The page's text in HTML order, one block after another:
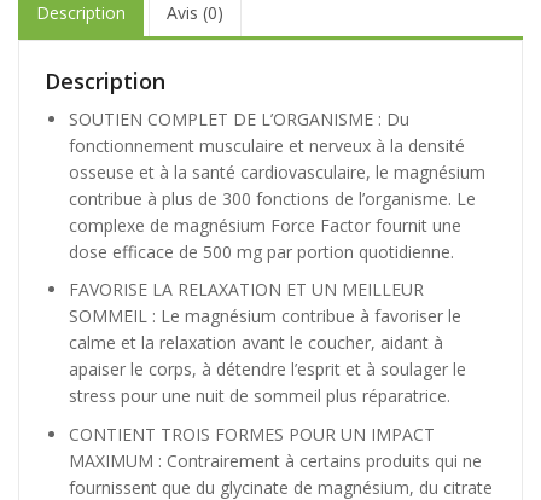
Description Avis (0)
Description
SOUTIEN COMPLET DE L’ORGANISME : Du
fonctionnement musculaire et nerveux à la densité
osseuse et à la santé cardiovasculaire, le magnésium
contribue à plus de 300 fonctions de l’organisme. Le
complexe de magnésium Force Factor fournit une
dose efficace de 500 mg par portion quotidienne.
FAVORISE LA RELAXATION ET UN MEILLEUR
SOMMEIL : Le magnésium contribue à favoriser le
calme et la relaxation avant le coucher, aidant à
apaiser le corps, à détendre l’esprit et à soulager le
stress pour une nuit de sommeil plus réparatrice.
CONTIENT TROIS FORMES POUR UN IMPACT
MAXIMUM : Contrairement à certains produits qui ne
fournissent que du glycinate de magnésium, du citrate